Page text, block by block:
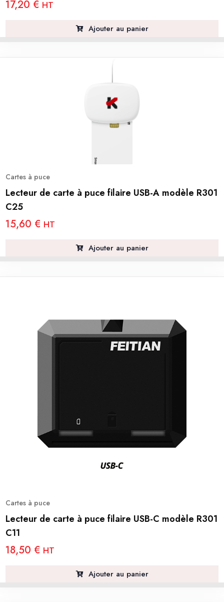
17,20 € HT
Ajouter au panier
Cartes à puce
Lecteur de carte à puce filaire USB-A modèle R301
C25
15,60 € HT
Ajouter au panier
Cartes à puce
Lecteur de carte à puce filaire USB-C modèle R301
C11
18,50 € HT
Ajouter au panier